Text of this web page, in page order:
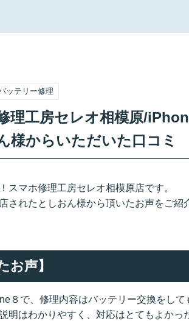
ッテリー修理
理工房セレオ相模原/
様からいただいた口コミ
スマホ修理工房セレオ相模原店です。
されたとしおん様から頂いたお声をご紹
お声】
８で、修理内容はバッテリー交換をして
明はわかりやすく、対応はとてもよかっ